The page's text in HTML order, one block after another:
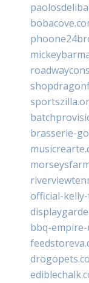
brasserie-
official-
bbq-empire-